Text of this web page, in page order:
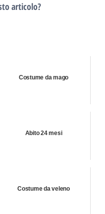
articolo?
Costume da mago
Abito 24 mesi
Costume da veleno